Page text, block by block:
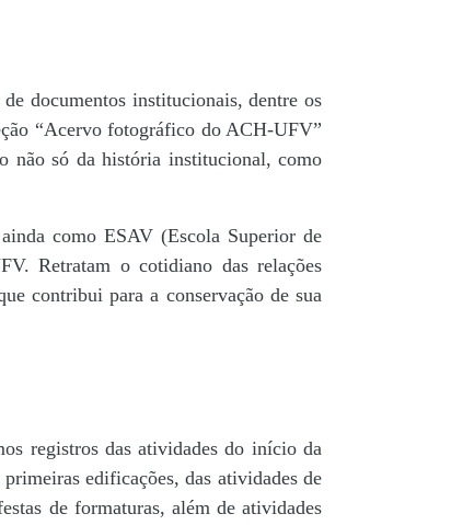
documentos institucionais, dentre os
“Acervo fotográfico do ACH-UFV”
não só da história institucional, como
como ESAV (Escola Superior de
Retratam o cotidiano das relações
contribui para a conservação de sua
registros das atividades do início da
edificações, das atividades de
de formaturas, além de atividades